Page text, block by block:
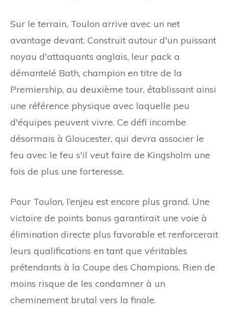
Sur le terrain, Toulon arrive avec un net
avantage devant. Construit autour d'un puissant
noyau d'attaquants anglais, leur pack a
démantelé Bath, champion en titre de la
Premiership, au deuxième tour, établissant ainsi
une référence physique avec laquelle peu
d'équipes peuvent vivre. Ce défi incombe
désormais à Gloucester, qui devra associer le
feu avec le feu s'il veut faire de Kingsholm une
fois de plus une forteresse.
Pour Toulon, l’enjeu est encore plus grand. Une
victoire de points bonus garantirait une voie à
élimination directe plus favorable et renforcerait
leurs qualifications en tant que véritables
prétendants à la Coupe des Champions. Rien de
moins risque de les condamner à un
cheminement brutal vers la finale.